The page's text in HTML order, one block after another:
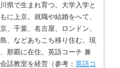
県で生まれ育つ。大学入学と
に上京。就職や結婚をへて、
、千葉、名古屋、ロンドン、
、などあちこち移り住む。現
那覇に在住。英語コーチ 兼
話教室を経営（参考： 英語コ